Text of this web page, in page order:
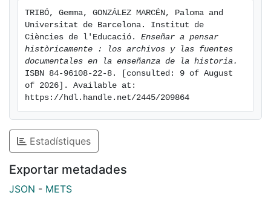
TRIBÓ, Gemma, GONZÁLEZ MARCÉN, Paloma and
Universitat de Barcelona. Institut de
Ciències de l'Educació. Enseñar a pensar
històricamente : los archivos y las fuentes
documentales en la enseñanza de la historia.
ISBN 84-96108-22-8. [consulted: 9 of August
of 2026]. Available at:
https://hdl.handle.net/2445/209864
Estadístiques
Exportar metadades
JSON - METS